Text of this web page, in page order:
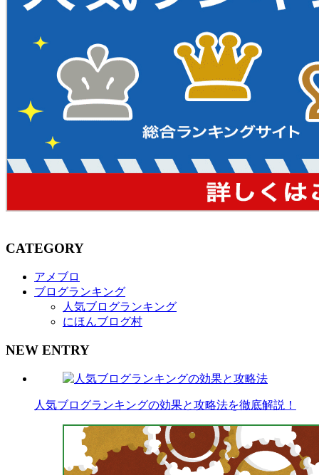
CATEGORY
アメブロ
ブログランキング
人気ブログランキング
にほんブログ村
NEW ENTRY
人気ブログランキングの効果と攻略法を徹底解説！